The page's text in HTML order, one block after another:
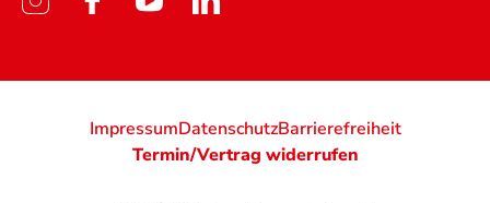
ImpressumDatenschutzBarrierefreiheit
Termin/Vertrag widerrufen